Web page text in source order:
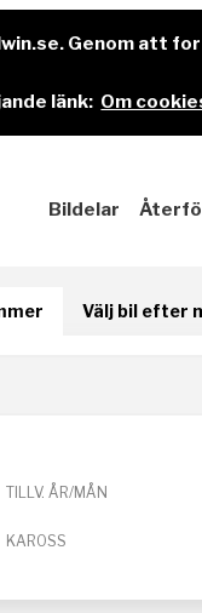
Genom att
länk: Om
Bildelar
Välj bil efter
TILLV. ÅR/MÅN
KAROSS